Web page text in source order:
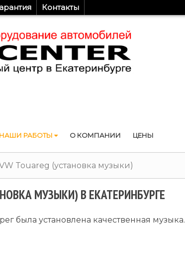
Контакты
НАШИ РАБОТЫ О КОМПАНИИ ЦЕНЫ
Touareg (установка музыки)
МУЗЫКИ) В ЕКАТЕРИНБУРГЕ
была установлена качественная музыка.